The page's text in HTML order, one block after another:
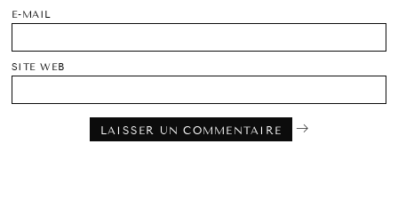
E-MAIL
SITE WEB